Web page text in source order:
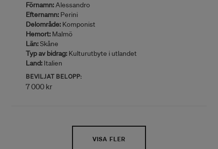
Förnamn:Alessandro
Efternamn: Perini
Delområde: Komponist
Hemort: Malmö
Län:Skåne
Typ av bidrag: Kulturutbyte i utlandet
Land: Italien
BEVILJAT BELOPP:
7 000 kr
VISA FLER